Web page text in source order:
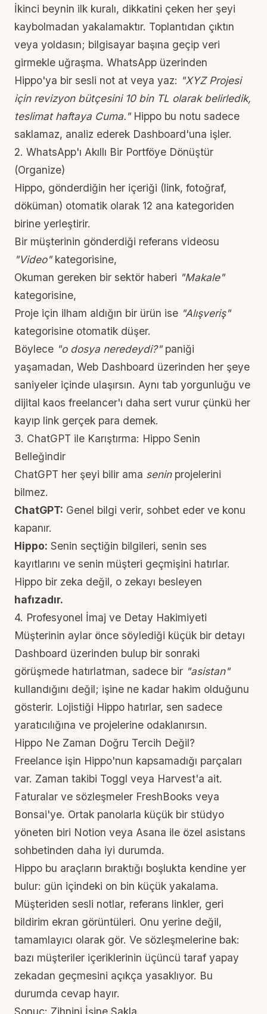
İkinci beynin ilk kuralı, dikkatini çeken her şeyi
kaybolmadan yakalamaktır. Toplantıdan çıktın
veya yoldasın; bilgisayar başına geçip veri
girmekle uğraşma. WhatsApp üzerinden
Hippo'ya bir sesli not at veya yaz: "XYZ Projesi
için revizyon bütçesini 10 bin TL olarak belirledik,
teslimat haftaya Cuma."Hippo bu notu sadece
saklamaz, analiz ederek Dashboard'una işler.
2. WhatsApp'ı Akıllı Bir Portföye Dönüştür
(Organize)
Hippo, gönderdiğin her içeriği (link, fotoğraf,
döküman) otomatik olarak 12 ana kategoriden
birine yerleştirir.
Bir müşterinin gönderdiği referans videosu
"Video"kategorisine,
Okuman gereken bir sektör haberi "Makale"
kategorisine,
Proje için ilham aldığın bir ürün ise "Alışveriş"
kategorisine otomatik düşer.
Böylece "o dosya neredeydi?"paniği
yaşamadan, Web Dashboard üzerinden her şeye
saniyeler içinde ulaşırsın. Aynı tab yorgunluğu ve
dijital kaos freelancer'ı daha sert vurur çünkü her
kayıp link gerçek para demek.
3. ChatGPT ile Karıştırma: Hippo Senin
Belleğindir
ChatGPT her şeyi bilir ama seninprojelerini
bilmez.
ChatGPT: Genel bilgi verir, sohbet eder ve konu
kapanır.
Hippo: Senin seçtiğin bilgileri, senin ses
kayıtlarını ve senin müşteri geçmişini hatırlar.
Hippo bir zeka değil, o zekayı besleyen
hafızadır.
4. Profesyonel İmaj ve Detay Hakimiyeti
Müşterinin aylar önce söylediği küçük bir detayı
Dashboard üzerinden bulup bir sonraki
görüşmede hatırlatman, sadece bir "asistan"
kullandığını değil; işine ne kadar hakim olduğunu
gösterir. Lojistiği Hippo hatırlar, sen sadece
yaratıcılığına ve projelerine odaklanırsın.
Hippo Ne Zaman Doğru Tercih Değil?
Freelance işin Hippo'nun kapsamadığı parçaları
var. Zaman takibi Toggl veya Harvest'a ait.
Faturalar ve sözleşmeler FreshBooks veya
Bonsai'ye. Ortak panolarla küçük bir stüdyo
yöneten biri Notion veya Asana ile özel asistans
sohbetinden daha iyi durumda.
Hippo bu araçların bıraktığı boşlukta kendine yer
bulur: gün içindeki on bin küçük yakalama.
Müşteriden sesli notlar, referans linkler, geri
bildirim ekran görüntüleri. Onu yerine değil,
tamamlayıcı olarak gör. Ve sözleşmelerine bak:
bazı müşteriler içeriklerinin üçüncü taraf yapay
zekadan geçmesini açıkça yasaklıyor. Bu
durumda cevap hayır.
Sonuç: Zihnini İşine Sakla